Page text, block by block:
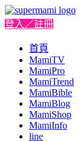
登入／註冊
首頁
MamiTV
MamiPro
MamiTrend
MamiBible
MamiBlog
MamiShop
MamiInfo
line